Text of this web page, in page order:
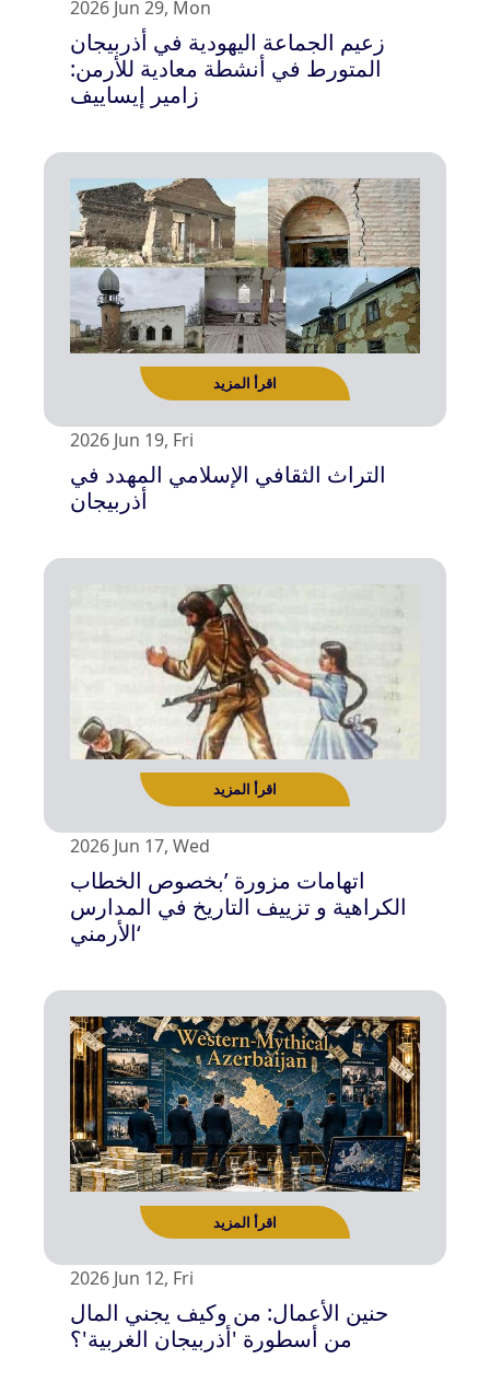
2026 Jun 29, Mon
زعيم الجماعة اليهودية في أذربيجان
المتورط في أنشطة معادية للأرمن:
زامير إيساييف
اقرأ المزيد
2026 Jun 19, Fri
التراث الثقافي الإسلامي المهدد في
أذربيجان
اقرأ المزيد
2026 Jun 17, Wed
اتهامات مزورة ’بخصوص الخطاب
الكراهية و تزييف التاريخ في المدارس
الأرمني‘
2026 Jun 12, Fri
حنين الأعمال: من وكيف يجني المال
من أسطورة 'أذربيجان الغربية'؟